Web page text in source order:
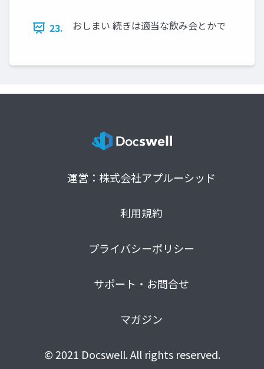
23. おしまい 続きは適当な飲み会とかで
運営：株式会社アプルーシッド
利用規約
プライバシーポリシー
サポート・お問合せ
マガジン
© 2021 Docswell. All rights reserved.